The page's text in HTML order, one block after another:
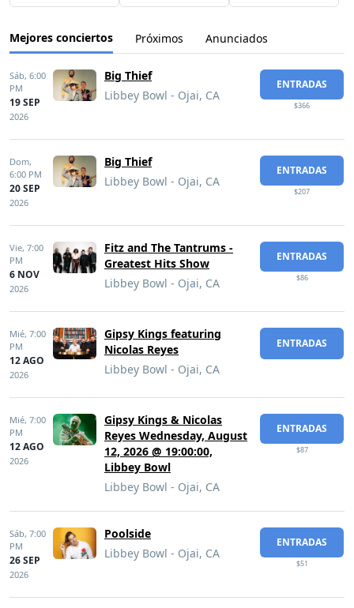
Mejores conciertos Próximos Anunciados
Sáb, 6:00
PM
19 SEP
2026
Big Thief
Libbey Bowl - Ojai, CA
ENTRADAS
$366
Dom,
6:00 PM
20 SEP
2026
Big Thief
Libbey Bowl - Ojai, CA
ENTRADAS
$207
Vie, 7:00
PM
6 NOV
2026
Fitz and The Tantrums -
Greatest Hits Show
Libbey Bowl - Ojai, CA
ENTRADAS
$86
Mié, 7:00
PM
12 AGO
2026
Gipsy Kings featuring
Nicolas Reyes
Libbey Bowl - Ojai, CA
ENTRADAS
Mié, 7:00
PM
12 AGO
2026
Gipsy Kings & Nicolas
Reyes Wednesday, August
12, 2026 @ 19:00:00,
Libbey Bowl
Libbey Bowl - Ojai, CA
ENTRADAS
$87
Sáb, 7:00
PM
26 SEP
2026
Poolside
Libbey Bowl - Ojai, CA
ENTRADAS
$51